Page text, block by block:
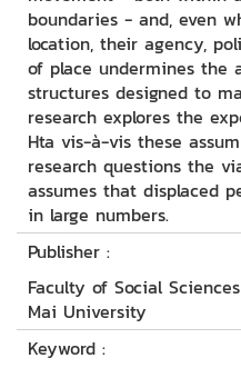
boundaries - and, even
location, their agency,
of place undermines the
structures designed to
research explores the
Hta vis-à-vis these
research questions the
assumes that displaced
in large numbers.
Publisher :
Faculty of Social
Mai University
Keyword :